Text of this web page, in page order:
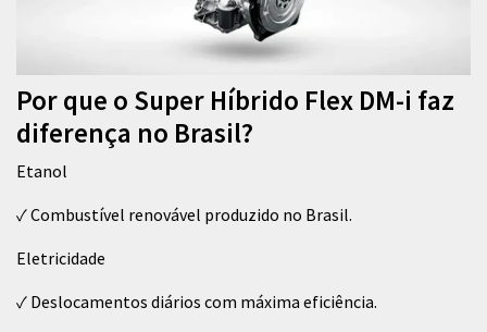
Por que o Super Híbrido Flex DM-i faz
diferença no Brasil?
Etanol
✓ Combustível renovável produzido no Brasil.
Eletricidade
✓ Deslocamentos diários com máxima eficiência.